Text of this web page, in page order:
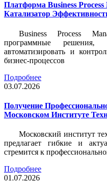
Платформа Business
Катализатор
Business Process
программные решения,
автоматизировать и
бизнес-процессов
Подробнее
03.07.2026
Получение
Московском Институте
Московский институт
предлагает гибкие и
стремится к
Подробнее
01.07.2026